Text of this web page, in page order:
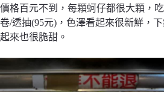
價格百元不到，每顆蚵仔都很大顆，
卷/透抽(95元)，色澤看起來很新鮮，
起來也很脆甜。